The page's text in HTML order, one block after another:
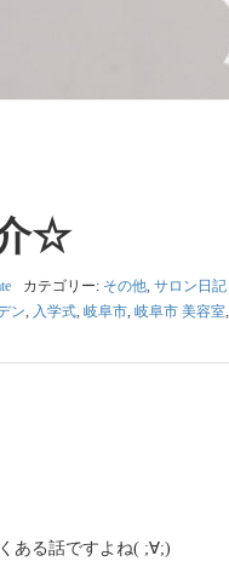
☆
カテゴリー: その他, サロン日記
ン, 入学式, 岐阜市, 岐阜市 美容室,
ある話ですよね( ;∀;)